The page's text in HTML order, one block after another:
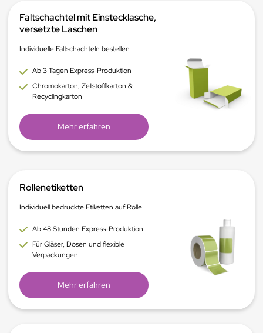
Faltschachtel mit Einstecklasche,
versetzte Laschen
Individuelle Faltschachteln bestellen
Ab 3 Tagen Express-Produktion
Chromokarton, Zellstoffkarton &
Recyclingkarton
Mehr erfahren
Rollenetiketten
Individuell bedruckte Etiketten auf Rolle
Ab 48 Stunden Express-Produktion
Für Gläser, Dosen und flexible
Verpackungen
Mehr erfahren